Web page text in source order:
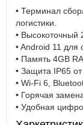
• Терминал
логистики.
• Высокоточный
• Android 11
• Память 4GB
• Защита IP65
• Wi-Fi 6,
• Горячая
• Удобная